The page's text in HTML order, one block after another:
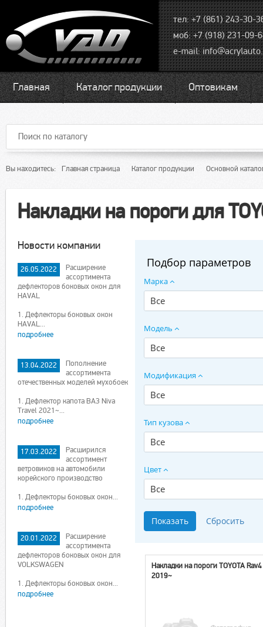
тел: +7 (861) 243-30-
моб: +7 (918) 231-09-
e-mail:
Главная Каталог продукции Оптовикам
Вы находитесь: Главная страница Каталог продукции Основной
Накладки на пороги для
Новости компании
26.05.2022
Расширение
ассортимента
дефлекторов боковых окон для
HAVAL
1. Дефлекторы боковых окон
HAVAL...
подробнее
13.04.2022
Пополнение
ассортимента
отечественных моделей мухобоек
1. Дефлектор капота ВАЗ Niva
Travel 2021~...
подробнее
17.03.2022
Расширился
ассортимент
ветровиков на автомобили
корейского производство
1. Дефлекторы боковых окон...
подробнее
20.01.2022
Расширение
ассортимента
дефлекторов боковых окон для
VOLKSWAGEN
1. Дефлекторы боковых окон...
подробнее
Подбор параметров
Марка
Все
Модель
Все
Модификация
Все
Тип кузова
Все
Цвет
Все
Накладки на пороги TOYOTA Rav4
2019~